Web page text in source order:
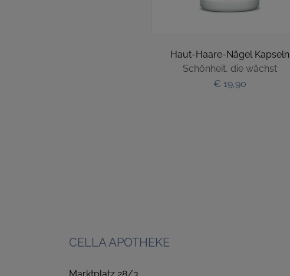
Haut-Haare-Nägel Kapseln
Schönheit, die wächst
€ 19,90
CELLA APOTHEKE